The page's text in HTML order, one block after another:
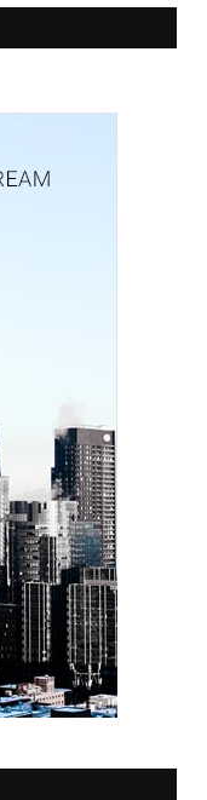
পৰ্যায়লৈ ময়...